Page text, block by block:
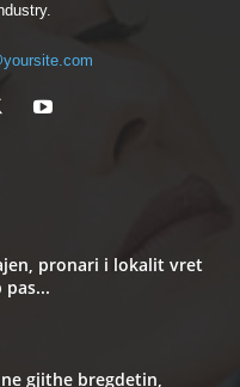
pronari i lokalit vret
gjithe bregdetin,